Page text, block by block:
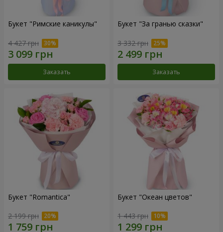
Букет "Римские каникулы"
4 427 грн
Заказать
Букет "За гранью сказки"
3 332 грн
Заказать
Букет "Romantica"
2 199 грн
Букет "Океан цветов"
1 443 грн